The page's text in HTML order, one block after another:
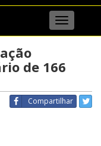
Menu
de 166
Compartilhar